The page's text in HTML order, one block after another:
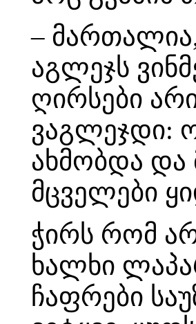
–
აგლეჯს
ღირსები
ვაგლეჯდი:
ახმობდა და
მცველები
ჭირს რომ
ხალხი
ჩაფრები